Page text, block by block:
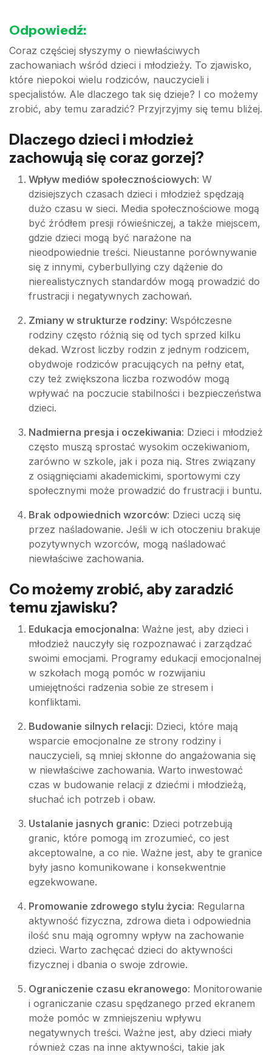
Odpowiedź:
Coraz częściej słyszymy o niewłaściwych
zachowaniach wśród dzieci i młodzieży. To zjawisko,
które niepokoi wielu rodziców, nauczycieli i
specjalistów. Ale dlaczego tak się dzieje? I co możemy
zrobić, aby temu zaradzić? Przyjrzyjmy się temu bliżej.
Dlaczego dzieci i młodzież
zachowują się coraz gorzej?
Wpływ mediów społecznościowych: W
dzisiejszych czasach dzieci i młodzież spędzają
dużo czasu w sieci. Media społecznościowe mogą
być źródłem presji rówieśniczej, a także miejscem,
gdzie dzieci mogą być narażone na
nieodpowiednie treści. Nieustanne porównywanie
się z innymi, cyberbullying czy dążenie do
nierealistycznych standardów mogą prowadzić do
frustracji i negatywnych zachowań.
Zmiany w strukturze rodziny: Współczesne
rodziny często różnią się od tych sprzed kilku
dekad. Wzrost liczby rodzin z jednym rodzicem,
obydwoje rodziców pracujących na pełny etat,
czy też zwiększona liczba rozwodów mogą
wpływać na poczucie stabilności i bezpieczeństwa
dzieci.
Nadmierna presja i oczekiwania: Dzieci i młodzież
często muszą sprostać wysokim oczekiwaniom,
zarówno w szkole, jak i poza nią. Stres związany
z osiągnięciami akademickimi, sportowymi czy
społecznymi może prowadzić do frustracji i buntu.
Brak odpowiednich wzorców: Dzieci uczą się
przez naśladowanie. Jeśli w ich otoczeniu brakuje
pozytywnych wzorców, mogą naśladować
niewłaściwe zachowania.
Co możemy zrobić, aby zaradzić
temu zjawisku?
Edukacja emocjonalna: Ważne jest, aby dzieci i
młodzież nauczyły się rozpoznawać i zarządzać
swoimi emocjami. Programy edukacji emocjonalnej
w szkołach mogą pomóc w rozwijaniu
umiejętności radzenia sobie ze stresem i
konfliktami.
Budowanie silnych relacji: Dzieci, które mają
wsparcie emocjonalne ze strony rodziny i
nauczycieli, są mniej skłonne do angażowania się
w niewłaściwe zachowania. Warto inwestować
czas w budowanie relacji z dziećmi i młodzieżą,
słuchać ich potrzeb i obaw.
Ustalanie jasnych granic: Dzieci potrzebują
granic, które pomogą im zrozumieć, co jest
akceptowalne, a co nie. Ważne jest, aby te granice
były jasno komunikowane i konsekwentnie
egzekwowane.
Promowanie zdrowego stylu życia: Regularna
aktywność fizyczna, zdrowa dieta i odpowiednia
ilość snu mają ogromny wpływ na zachowanie
dzieci. Warto zachęcać dzieci do aktywności
fizycznej i dbania o swoje zdrowie.
Ograniczenie czasu ekranowego: Monitorowanie
i ograniczanie czasu spędzanego przed ekranem
może pomóc w zmniejszeniu wpływu
negatywnych treści. Ważne jest, aby dzieci miały
również czas na inne aktywności, takie jak